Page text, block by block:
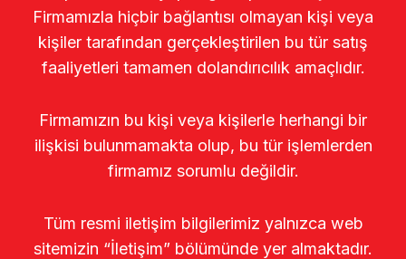
Firmamızla hiçbir bağlantısı olmayan kişi veya
kişiler tarafından gerçekleştirilen bu tür satış
faaliyetleri tamamen dolandırıcılık amaçlıdır.
Firmamızın bu kişi veya kişilerle herhangi bir
ilişkisi bulunmamakta olup, bu tür işlemlerden
firmamız sorumlu değildir.
Tüm resmi iletişim bilgilerimiz yalnızca web
sitemizin “İletişim” bölümünde yer almaktadır.